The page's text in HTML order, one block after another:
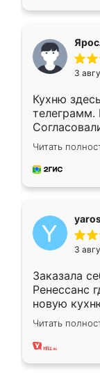
3
Кухню
телеграмм.
недели
довольны
мебель за
Читать
3
Заказала
Ренессанс
новую
вполне
два года,
Читать